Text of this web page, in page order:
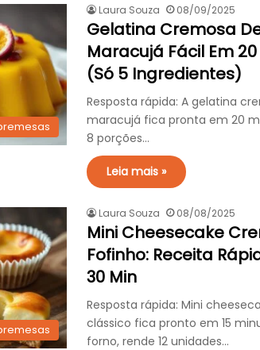
Laura Souza 08/09/2025
Gelatina Cremosa
Maracujá Fácil Em
(Só 5 Ingredientes)
Resposta rápida: A gelatina
maracujá fica pronta em 20
8 porções…
Leia mais »
Laura Souza 08/08/2025
Mini Cheesecake
Fofinho: Receita
30 Min
Resposta rápida: Mini
clássico fica pronto em 15
forno, rende 12 unidades…